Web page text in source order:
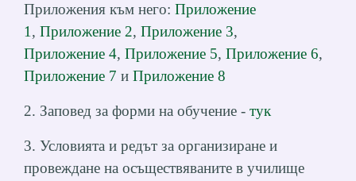
Приложения към него: Приложение
1 , Приложение 2, Приложение 3,
Приложение 4, Приложение 5, Приложение 6,
Приложение 7 и Приложение 8
2. Заповед за форми на обучение - тук
3. Условията и редът за организиране и
провеждане на осъществяваните в училище